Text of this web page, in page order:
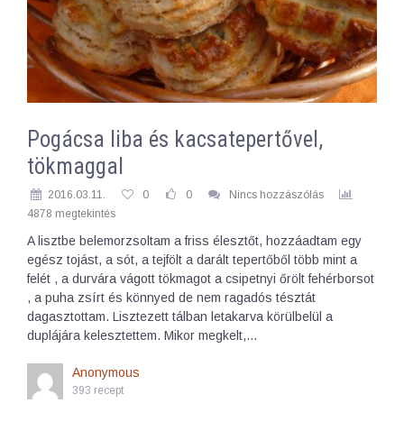
Pogácsa liba és kacsatepertővel,
tökmaggal
2016.03.11. 0 0
Nincs hozzászólás
4878 megtekintés
A lisztbe belemorzsoltam a friss élesztőt, hozzáadtam egy
egész tojást, a sót, a tejfölt a darált tepertőből több mint a
felét , a durvára vágott tökmagot a csipetnyi őrölt fehérborsot
, a puha zsírt és könnyed de nem ragadós tésztát
dagasztottam. Lisztezett tálban letakarva körülbelül a
duplájára kelesztettem. Mikor megkelt,…
Anonymous
393 recept